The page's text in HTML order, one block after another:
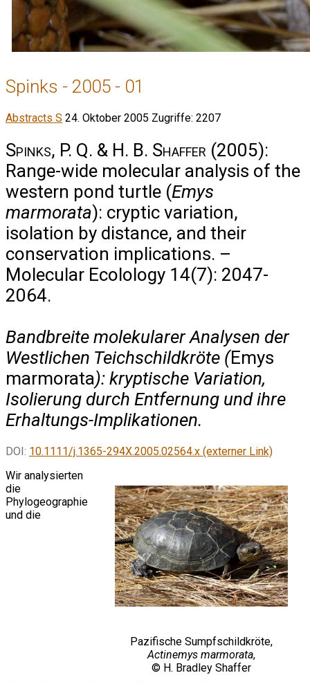
Spinks - 2005 - 01
Abstracts S 24. Oktober 2005 Zugriffe: 2207
Spinks, P. Q. & H. B. Shaffer (2005):
Range-wide molecular analysis of the
western pond turtle (Emys
marmorata): cryptic variation,
isolation by distance, and their
conservation implications. –
Molecular Ecolology 14(7): 2047-
2064.
Bandbreite molekularer Analysen der
Westlichen Teichschildkröte (Emys
marmorata): kryptische Variation,
Isolierung durch Entfernung und ihre
Erhaltungs-Implikationen.
DOI: 10.1111/j.1365-294X.2005.02564.x (externer Link)
Pazifische Sumpfschildkröte,
Actinemys marmorata,
© H. Bradley Shaffer
Wir analysierten
die
Phylogeographie
und die